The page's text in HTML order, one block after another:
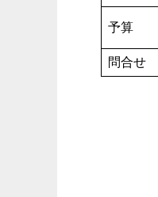
予算
問合せ